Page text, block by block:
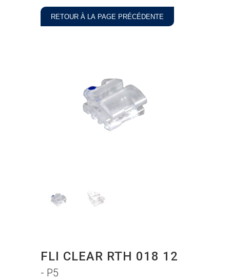
RETOUR À LA PAGE PRÉCÉDENTE
FLI CLEAR RTH 018 12
- P5